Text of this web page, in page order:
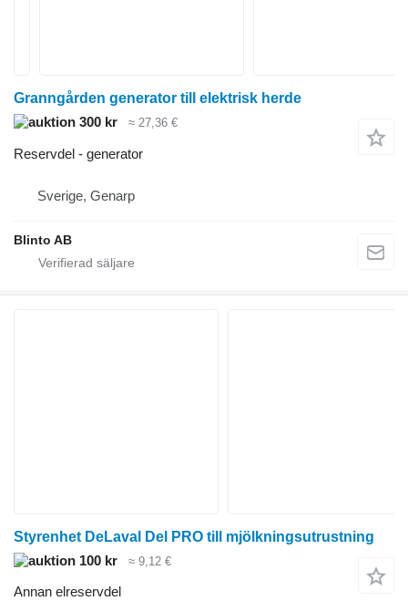
Granngården generator till elektrisk herde
300 kr
≈ 27,36 €
Reservdel - generator
Sverige, Genarp
Blinto AB
Styrenhet DeLaval Del PRO till mjölkningsutrustning
100 kr
≈ 9,12 €
Annan elreservdel